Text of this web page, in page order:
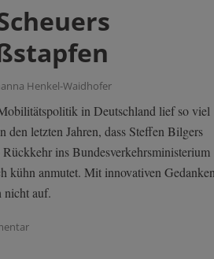
Henkel-Waidhofer
in Deutschland lief so viel
den letzten Jahren, dass Steffen Bilgers
ins Bundesverkehrsministerium
kühn anmutet. Mit innovativen
nicht auf.